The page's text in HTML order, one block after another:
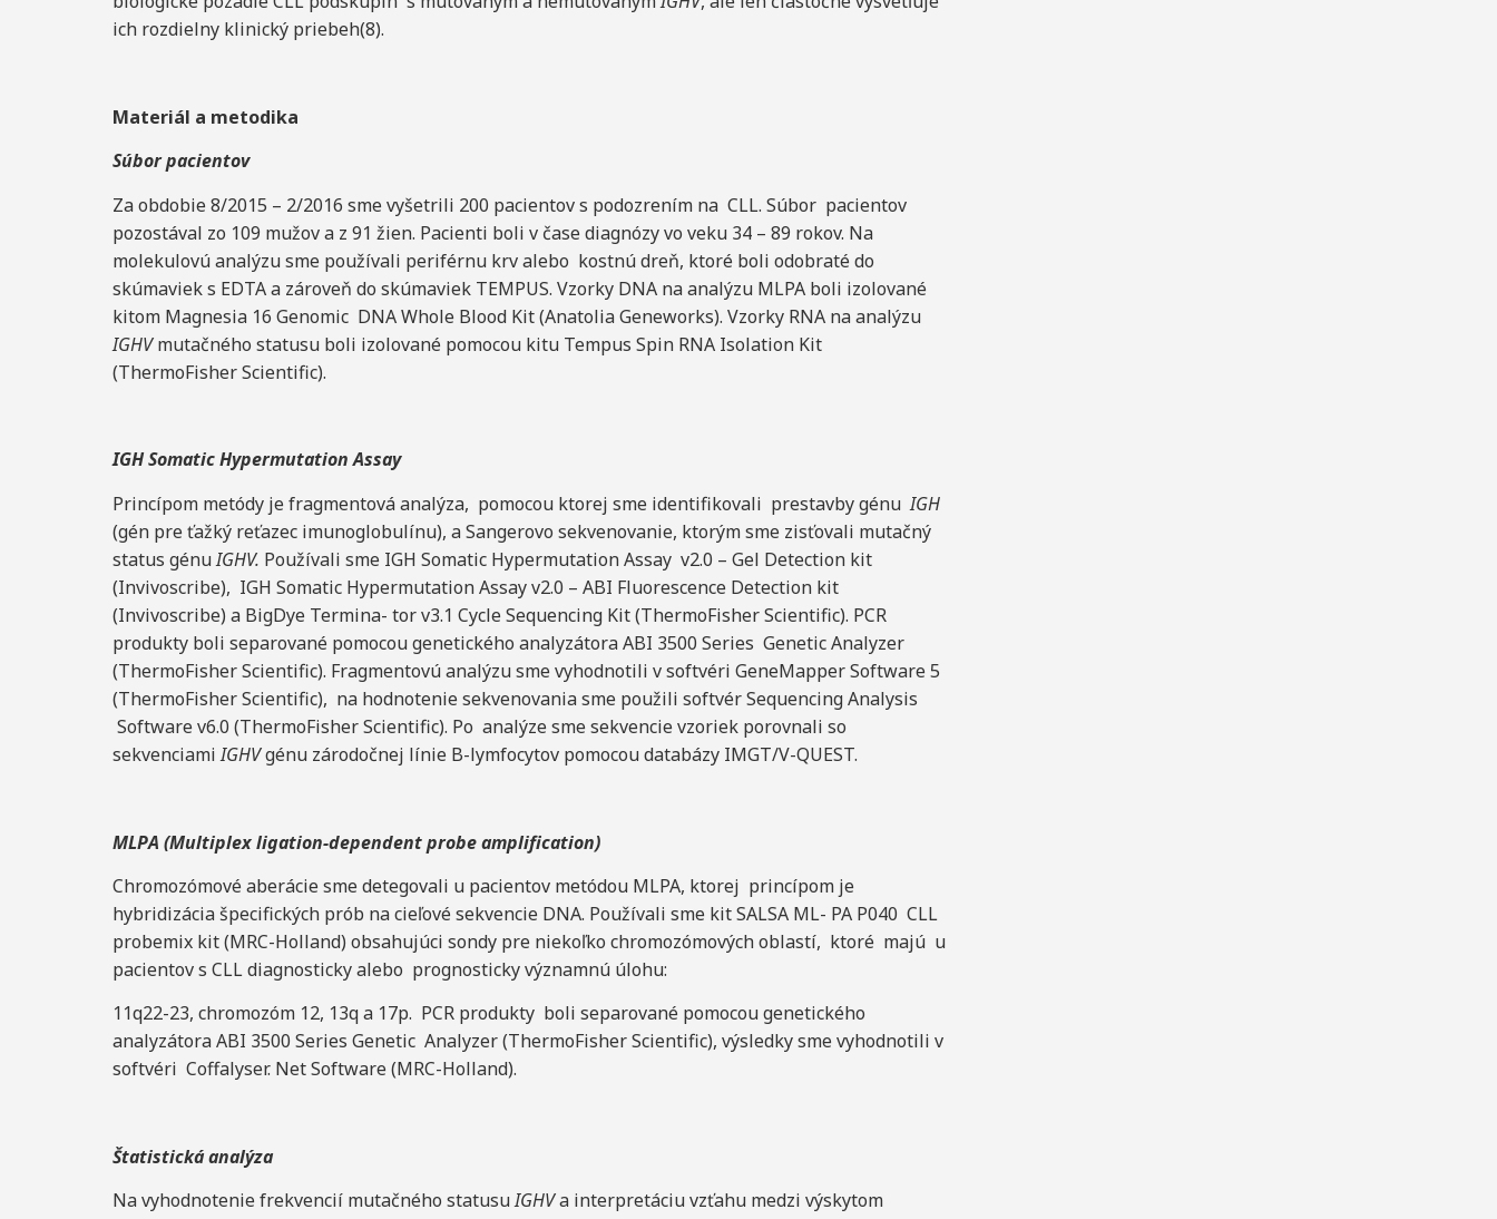
ich rozdielny klinický priebeh(8).
Materiál a metodika
Súbor pacientov
Za obdobie 8/2015 – 2/2016 sme vyšetrili 200 pacientov s podozrením na CLL. Súbor pacientov
pozostával zo 109 mužov a z 91 žien. Pacienti boli v čase diagnózy vo veku 34 – 89 rokov. Na
molekulovú analýzu sme používali periférnu krv alebo kostnú dreň, ktoré boli odobraté do
skúmaviek s EDTA a zároveň do skúmaviek TEMPUS. Vzorky DNA na analýzu MLPA boli izolované
kitom Magnesia 16 Genomic DNA Whole Blood Kit (Anatolia Geneworks). Vzorky RNA na analýzu
IGHVmutačného statusu boli izolované pomocou kitu Tempus Spin RNA Isolation Kit
(ThermoFisher Scientific).
IGH Somatic HypermutationAssay
Princípom metódy je fragmentová analýza, pomocou ktorej sme identifikovali prestavby génuIGH
(gén pre ťažký reťazec imunoglobulínu), a Sangerovo sekvenovanie, ktorým sme zisťovali mutačný
status génuIGHV. Používali sme IGH Somatic Hypermutation Assay v2.0 – Gel Detection kit
(Invivoscribe), IGH Somatic Hypermutation Assay v2.0 – ABI Fluorescence Detection kit
(Invivoscribe) a BigDye Termina- tor v3.1 Cycle Sequencing Kit (ThermoFisher Scientific). PCR
produkty boli separované pomocou genetického analyzátora ABI 3500 Series Genetic Analyzer
(ThermoFisher Scientific). Fragmentovú analýzu sme vyhodnotili v softvéri GeneMapper Software 5
(ThermoFisher Scientific), na hodnotenie sekvenovania sme použili softvér Sequencing Analysis
Software v6.0 (ThermoFisher Scientific). Po analýze sme sekvencie vzoriek porovnali so
sekvenciamiIGHVgénu zárodočnej línie B-lymfocytov pomocou databázy IMGT/V-QUEST.
MLPA(Multiplex ligation-dependent probe amplification)
Chromozómové aberácie sme detegovali u pacientov metódou MLPA, ktorej princípom je
hybridizácia špecifických prób na cieľové sekvencie DNA. Používali sme kit SALSA ML- PA P040 CLL
probemix kit (MRC-Holland) obsahujúci sondy pre niekoľko chromozómových oblastí, ktoré majú u
pacientov s CLL diagnosticky alebo prognosticky významnú úlohu:
11q22-23, chromozóm 12, 13q a 17p. PCR produkty boli separované pomocou genetického
analyzátora ABI 3500 Series Genetic Analyzer (ThermoFisher Scientific), výsledky sme vyhodnotili v
softvéri Coffalyser. Net Software (MRC-Holland).
Štatistická analýza
Na vyhodnotenie frekvencií mutačného statusuIGHVa interpretáciu vzťahu medzi výskytom